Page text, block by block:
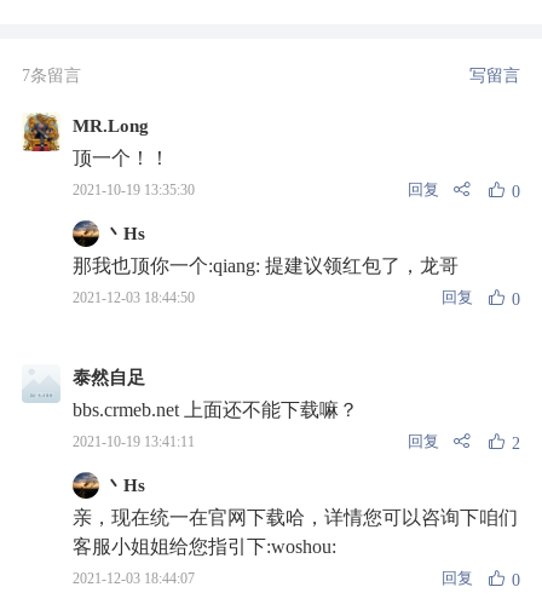
7条留言 写留言
MR.Long
顶一个！！
2021-10-19 13:35:30 回复 0
丶Hs
那我也顶你一个:qiang: 提建议领红包了，龙哥
2021-12-03 18:44:50 回复 0
泰然自足
bbs.crmeb.net 上面还不能下载嘛？
2021-10-19 13:41:11 回复 2
丶Hs
亲，现在统一在官网下载哈，详情您可以咨询下咱们
客服小姐姐给您指引下:woshou:
2021-12-03 18:44:07 回复 0